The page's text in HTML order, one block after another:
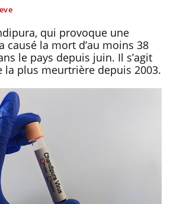
qui provoque une
causé la mort d’au moins 38
le pays depuis juin. Il s’agit
la plus meurtrière depuis 2003.